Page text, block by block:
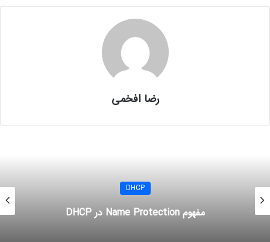
اگر قصد دارید تنظیمات دیگری را به شبکه اعمال کنید، به
رفته و تیک آن را بزنید و در قسمت پایین تنظیمات آنرا وارد کنید.
رضا افخمی
DHCP
مفهوم Name Protection در DHCP